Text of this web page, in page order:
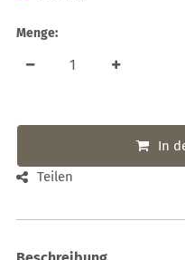
Menge:
In
Teilen